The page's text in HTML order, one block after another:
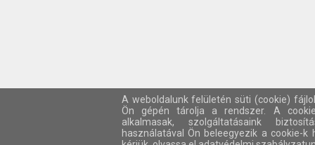
A weboldalunk felületén süti (cookie)
Ön gépén tárolja a rendszer. A
alkalmasak, szolgáltatásaink
használatával Ön beleegyezik a cookie-